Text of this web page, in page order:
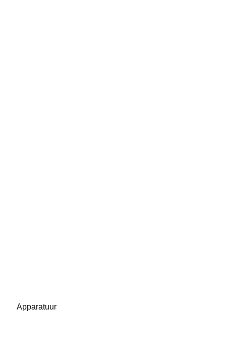
Apparatuur